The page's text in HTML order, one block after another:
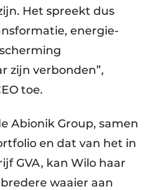
Het spreekt dus
energie-
zijn verbonden”,
toe.
Abionik Group, samen
en dat van het in
GVA, kan Wilo haar
waaier aan